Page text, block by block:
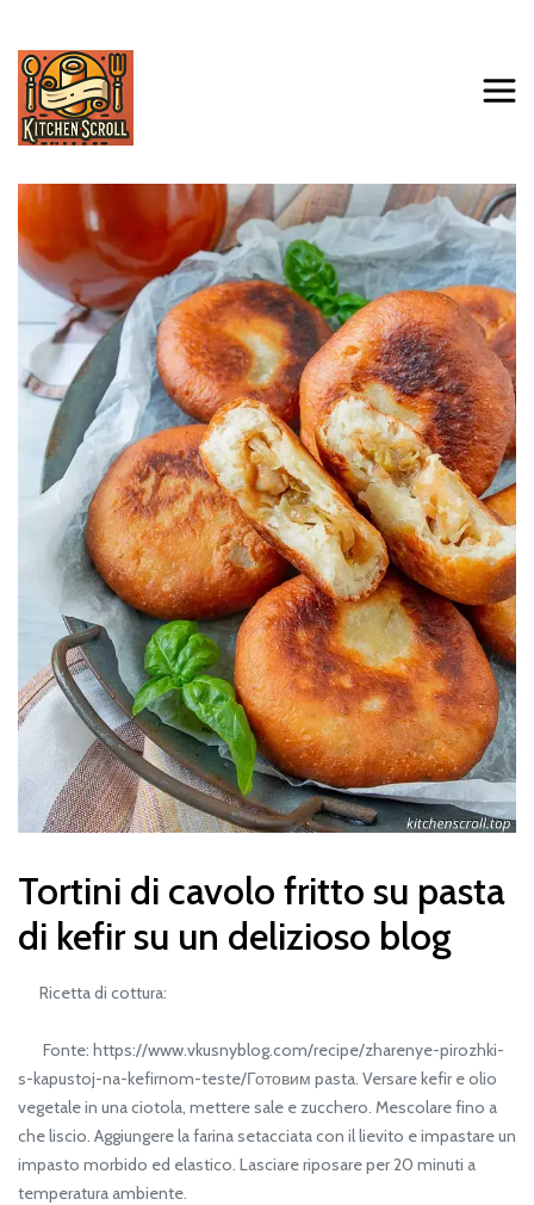
Tortini di cavolo fritto su pasta
di kefir su un delizioso blog
Ricetta di cottura:
Fonte: https://www.vkusnyblog.com/recipe/zharenye-pirozhki-
s-kapustoj-na-kefirnom-teste/Готовим pasta. Versare kefir e olio
vegetale in una ciotola, mettere sale e zucchero. Mescolare fino a
che liscio. Aggiungere la farina setacciata con il lievito e impastare un
impasto morbido ed elastico. Lasciare riposare per 20 minuti a
temperatura ambiente.